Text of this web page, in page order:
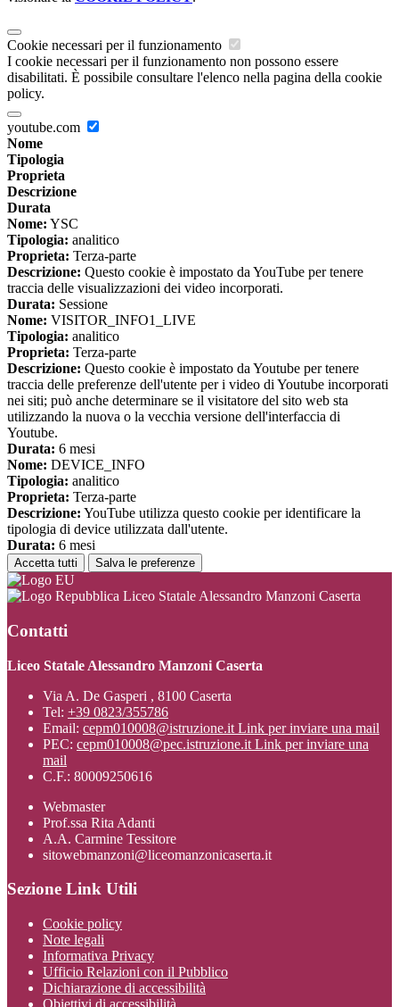
Cookie necessari per il funzionamento
I cookie necessari per il funzionamento non possono essere
disabilitati. È possibile consultare l'elenco nella pagina della cookie
policy.
youtube.com
Nome
Tipologia
Proprieta
Descrizione
Durata
Nome: YSC
Tipologia: analitico
Proprieta: Terza-parte
Descrizione: Questo cookie è impostato da YouTube per tenere
traccia delle visualizzazioni dei video incorporati.
Durata: Sessione
Nome: VISITOR_INFO1_LIVE
Tipologia: analitico
Proprieta: Terza-parte
Descrizione: Questo cookie è impostato da Youtube per tenere
traccia delle preferenze dell'utente per i video di Youtube incorporati
nei siti; può anche determinare se il visitatore del sito web sta
utilizzando la nuova o la vecchia versione dell'interfaccia di
Youtube.
Durata: 6 mesi
Nome: DEVICE_INFO
Tipologia: analitico
Proprieta: Terza-parte
Descrizione: YouTube utilizza questo cookie per identificare la
tipologia di device utilizzata dall'utente.
Durata: 6 mesi
Accetta tutti Salva le preferenze
Liceo Statale Alessandro Manzoni Caserta
Contatti
Liceo Statale Alessandro Manzoni Caserta
Via A. De Gasperi , 8100 Caserta
Tel: +39 0823/355786
Email: cepm010008@istruzione.it Link per inviare una mail
PEC: cepm010008@pec.istruzione.it Link per inviare una
mail
C.F.: 80009250616
Webmaster
Prof.ssa Rita Adanti
A.A. Carmine Tessitore
sitowebmanzoni@liceomanzonicaserta.it
Sezione Link Utili
Cookie policy
Note legali
Informativa Privacy
Ufficio Relazioni con il Pubblico
Dichiarazione di accessibilità
Obiettivi di accessibilità